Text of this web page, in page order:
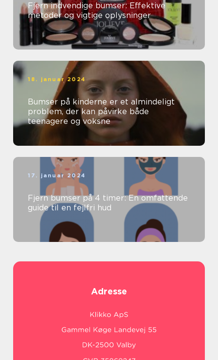
Fjern indvendige bumser: Effektive
metoder og vigtige oplysninger
18. januar 2024
Bumser på kinderne er et almindeligt
problem, der kan påvirke både
teenagere og voksne
17. januar 2024
Fjern bumser på 4 timer: En omfattende
guide til en fejlfri hud
Adresse